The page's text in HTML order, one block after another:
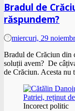
Bradul de
răspundem?
miercuri, 29
Bradul de Crăciun din
soluții avem? De
de Crăciun. Acesta nu
Incorect politic